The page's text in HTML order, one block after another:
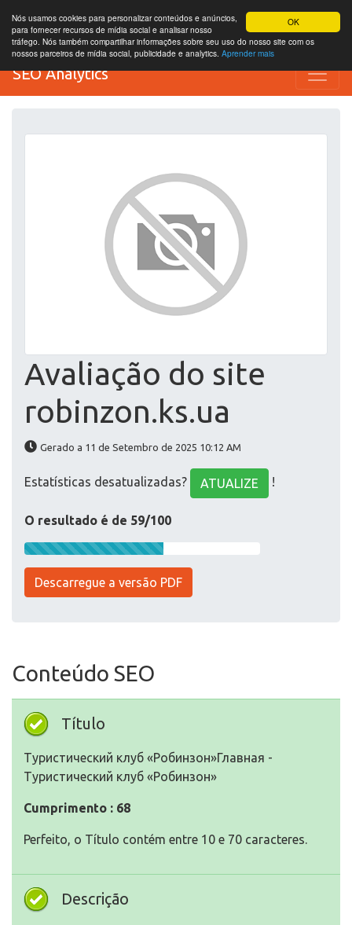
OK
Nós usamos cookies para personalizar conteúdos e anúncios,
para fornecer recursos de mídia social e analisar nosso
tráfego. Nós também compartilhar informações sobre seu uso do nosso site com os
nossos parceiros de mídia social, publicidade e analytics. Aprender mais
SEO Analytics
Avaliação do site
robinzon.ks.ua
Gerado a 11 de Setembro de 2025 10:12 AM
Estatísticas desatualizadas? ATUALIZE !
O resultado é de 59/100
Descarregue a versão PDF
Conteúdo SEO
Título
Туристический клуб «Робинзон»Главная -
Туристический клуб «Робинзон»
Cumprimento : 68
Perfeito, o Título contém entre 10 e 70 caracteres.
Descrição